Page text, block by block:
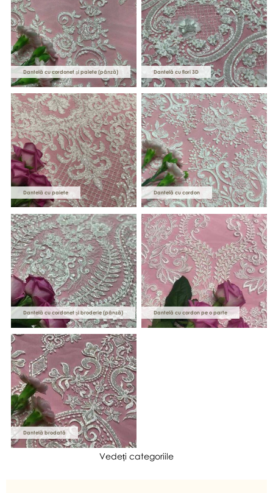
Dantelă cu cordonet și paiete (pânză) Dantelă cu flori 3D
Dantelă cu paiete Dantelă cu cordon
Dantelă cu cordonet și broderie (pânză) Dantelă cu cordon pe o parte
Dantelă brodată
Vedeți categoriile